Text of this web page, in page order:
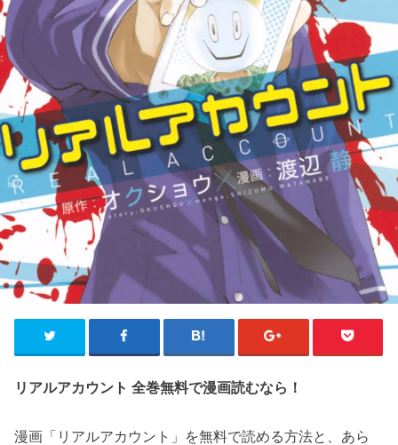
リアルアカウント 全巻無料で漫画読むなら！
漫画「リアルアカウント」を無料で読める方法と、あら